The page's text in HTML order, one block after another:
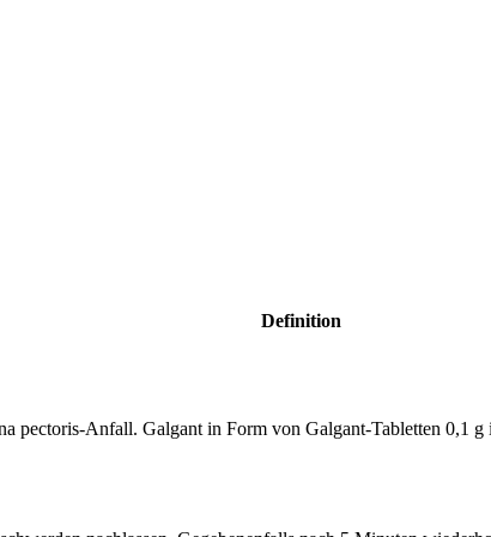
Definition
pectoris-Anfall. Galgant in Form von Galgant-Tabletten 0,1